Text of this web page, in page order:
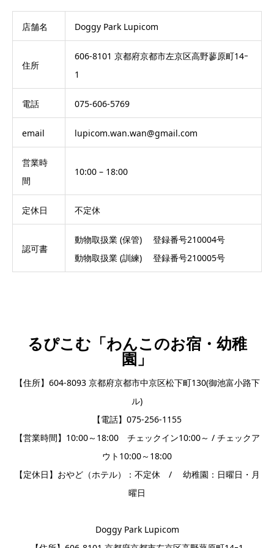
店舗名 Doggy Park Lupicom
住所
606-8101 京都府京都市左京区高野蓼原町14ｰ
1
電話 075-606-5769
email lupicom.wan.wan@gmail.com
営業時
間
10:00 – 18:00
定休日 不定休
認可書
動物取扱業 (保管) 登録番号210004号
動物取扱業 (訓練) 登録番号210005号
るぴこむ「わんこのお宿・幼稚
園」
【住所】604-8093 京都府京都市中京区松下町130(御池富小路下
ル)
【電話】075-256-1155
【営業時間】10:00～18:00 チェックイン10:00～ / チェックア
ウト10:00～18:00
【定休日】おやど（ホテル）：不定休 / 幼稚園：日曜日・月
曜日
Doggy Park Lupicom